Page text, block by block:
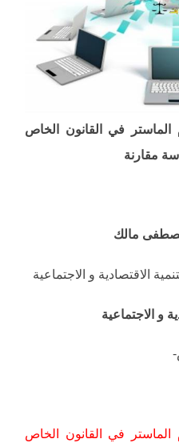
الماستر في القانون الخاص
مقارنة
مالك
الاقتصادية و الاجتماعية
و الاجتماعية
الماستر في القانون الخاص